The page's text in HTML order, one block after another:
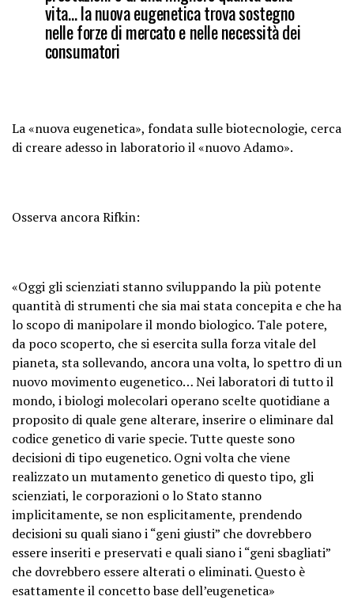
vita… la nuova eugenetica trova sostegno
nelle forze di mercato e nelle necessità dei
consumatori
La «nuova eugenetica», fondata sulle biotecnologie, cerca
di creare adesso in laboratorio il «nuovo Adamo».
Osserva ancora Rifkin:
«Oggi gli scienziati stanno sviluppando la più potente
quantità di strumenti che sia mai stata concepita e che ha
lo scopo di manipolare il mondo biologico. Tale potere,
da poco scoperto, che si esercita sulla forza vitale del
pianeta, sta sollevando, ancora una volta, lo spettro di un
nuovo movimento eugenetico… Nei laboratori di tutto il
mondo, i biologi molecolari operano scelte quotidiane a
proposito di quale gene alterare, inserire o eliminare dal
codice genetico di varie specie. Tutte queste sono
decisioni di tipo eugenetico. Ogni volta che viene
realizzato un mutamento genetico di questo tipo, gli
scienziati, le corporazioni o lo Stato stanno
implicitamente, se non esplicitamente, prendendo
decisioni su quali siano i “geni giusti” che dovrebbero
essere inseriti e preservati e quali siano i “geni sbagliati”
che dovrebbero essere alterati o eliminati. Questo è
esattamente il concetto base dell’eugenetica»